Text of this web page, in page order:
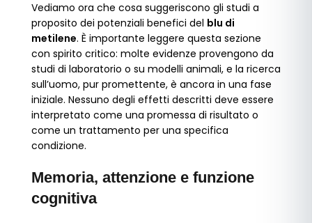
Vediamo ora che cosa suggeriscono gli studi a
proposito dei potenziali benefici del blu di
metilene. È importante leggere questa sezione
con spirito critico: molte evidenze provengono da
studi di laboratorio o su modelli animali, e la ricerca
sull’uomo, pur promettente, è ancora in una fase
iniziale. Nessuno degli effetti descritti deve essere
interpretato come una promessa di risultato o
come un trattamento per una specifica
condizione.
Memoria, attenzione e funzione
cognitiva